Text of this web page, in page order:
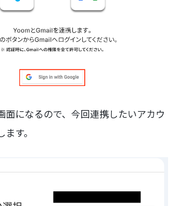
面になるので、今回連携したいアカウ
す。